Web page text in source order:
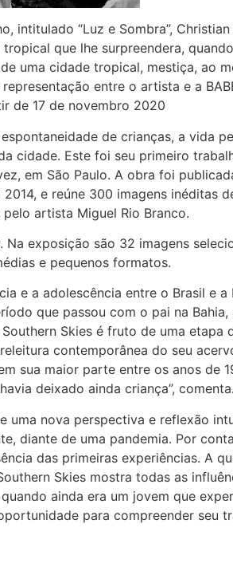
intitulado “Luz e Sombra”,
que lhe surpreendera,
uma cidade tropical, mestiça, ao
entre o artista e a
de 17 de novembro 2020
de crianças, a vida
cidade. Este foi seu primeiro
em São Paulo. A obra foi
e reúne 300 imagens inéditas
artista Miguel Rio Branco.
Na exposição são 32 imagens
e pequenos formatos.
e a adolescência entre o Brasil e a
que passou com o pai na Bahia,
Skies é fruto de uma etapa
contemporânea do seu
sua maior parte entre os anos de
deixado ainda criança”, comenta.
uma nova perspectiva e reflexão
diante de uma pandemia. Por
das primeiras experiências. A
Skies mostra todas as
ainda era um jovem que
para compreender seu